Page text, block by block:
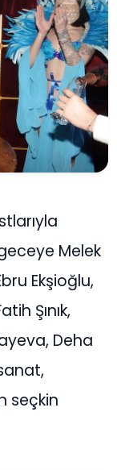
Melek
Ekşioğlu,
Şınık,
Deha
seçkin